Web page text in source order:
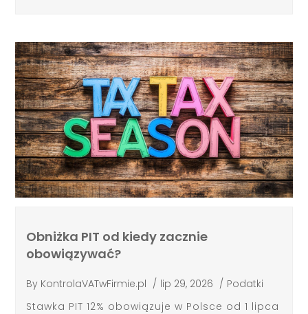
Obniżka PIT od kiedy zacznie
obowiązywać?
By KontrolaVATwFirmie.pl / lip 29, 2026 / Podatki
Stawka PIT 12% obowiązuje w Polsce od 1 lipca